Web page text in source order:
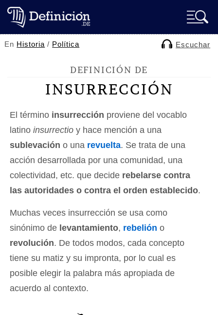
En Historia / Política Escuchar
DEFINICIÓN DE
INSURRECCIÓN
El término insurrección proviene del vocablo
latino insurrectio y hace mención a una
sublevación o una revuelta. Se trata de una
acción desarrollada por una comunidad, una
colectividad, etc. que decide rebelarse contra
las autoridades o contra el orden establecido.
Muchas veces insurrección se usa como
sinónimo de levantamiento, rebelión o
revolución. De todos modos, cada concepto
tiene su matiz y su impronta, por lo cual es
posible elegir la palabra más apropiada de
acuerdo al contexto.